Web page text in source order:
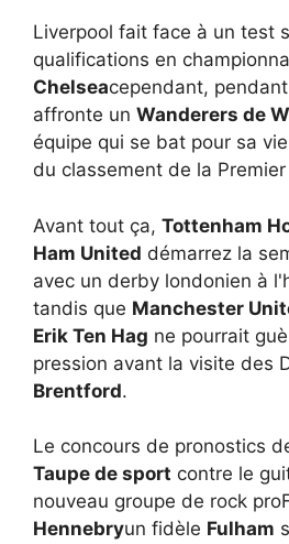
Liverpool fait face à un test
qualifications en
Chelseacependant,
affronte un Wanderers de
équipe qui se bat pour sa
du classement de la
Avant tout ça, Tottenham
Ham United démarrez la
avec un derby londonien à
tandis que Manchester
Erik Ten Hag ne pourrait
pression avant la visite des
Brentford.
Le concours de pronostics
Taupe de sport contre le
nouveau groupe de rock
Hennebryun fidèle Fulham